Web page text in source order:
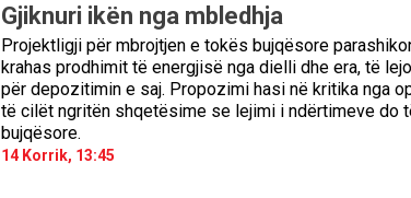
Gjiknuri ikën nga mbledhja
Projektligji për mbrojtjen e tokës bujqësore
krahas prodhimit të energjisë nga dielli dhe era, të
për depozitimin e saj. Propozimi hasi në kritika nga
të cilët ngritën shqetësime se lejimi i ndërtimeve do
bujqësore.
14 Korrik, 13:45